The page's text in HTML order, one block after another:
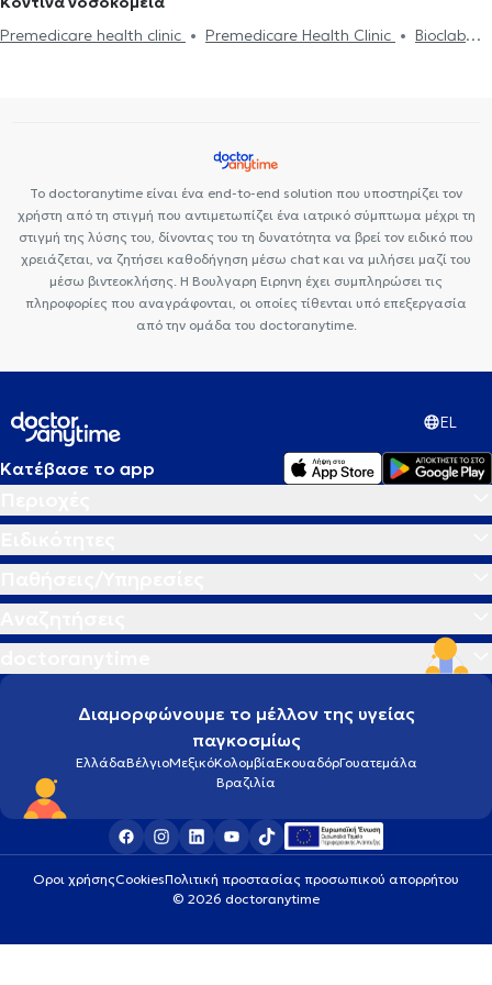
Premedicare health clinic
Premedicare Health Clinic
Bioclab
Το doctoranytime είναι ένα end-to-end solution που υποστηρίζει τον
χρήστη από τη στιγμή που αντιμετωπίζει ένα ιατρικό σύμπτωμα μέχρι τη
στιγμή της λύσης του, δίνοντας του τη δυνατότητα να βρεί τον ειδικό που
χρειάζεται, να ζητήσει καθοδήγηση μέσω chat και να μιλήσει μαζί του
μέσω βιντεοκλήσης. Η Βουλγαρη Ειρηνη έχει συμπληρώσει τις
πληροφορίες που αναγράφονται, οι οποίες τίθενται υπό επεξεργασία
από την ομάδα του doctoranytime.
EL
Κατέβασε το app
Διαμορφώνουμε το μέλλον της υγείας
παγκοσμίως
ΕλλάδαΒέλγιοΜεξικόΚολομβίαΕκουαδόρΓουατεμάλα
Βραζιλία
Οροι χρήσηςCookiesΠολιτική προστασίας προσωπικού απορρήτου
© 2026 doctoranytime